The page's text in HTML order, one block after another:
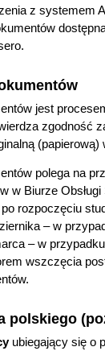
z systemem
jest
zgodność
(papierową)
polega na
w Biurze
rozpoczęciu
– w
– w
wszczęcia
polskiego
ubiegający się o